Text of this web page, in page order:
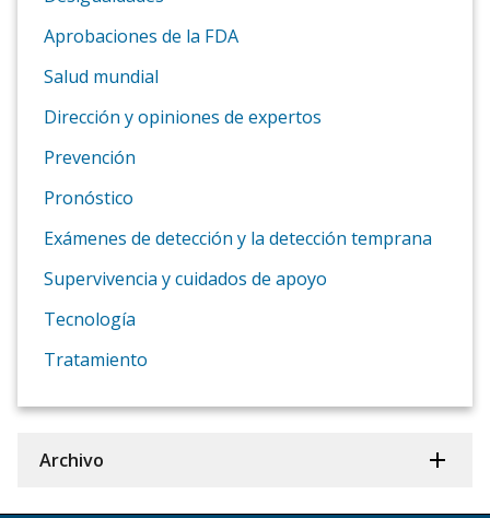
Aprobaciones de la FDA
Salud mundial
Dirección y opiniones de expertos
Prevención
Pronóstico
Exámenes de detección y la detección temprana
Supervivencia y cuidados de apoyo
Tecnología
Tratamiento
Archivo